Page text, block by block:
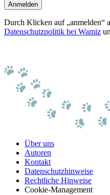
Anmelden
Durch Klicken auf „anmelden“
Datenschutzpolitik bei Wamiz
Über uns
Autoren
Kontakt
Datenschutzhinweise
Rechtliche Hinweise
Cookie-Management